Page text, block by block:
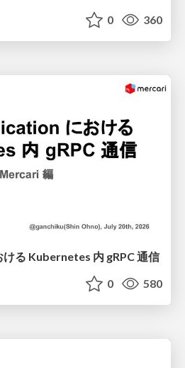
0 360
る Kubernetes 内 gRPC 通信
0 580